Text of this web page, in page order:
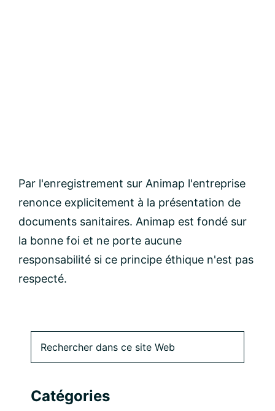
Par l'enregistrement sur Animap l'entreprise
renonce explicitement à la présentation de
documents sanitaires. Animap est fondé sur
la bonne foi et ne porte aucune
responsabilité si ce principe éthique n'est pas
respecté.
Barre
latérale
principale
dans
Web
Catégories